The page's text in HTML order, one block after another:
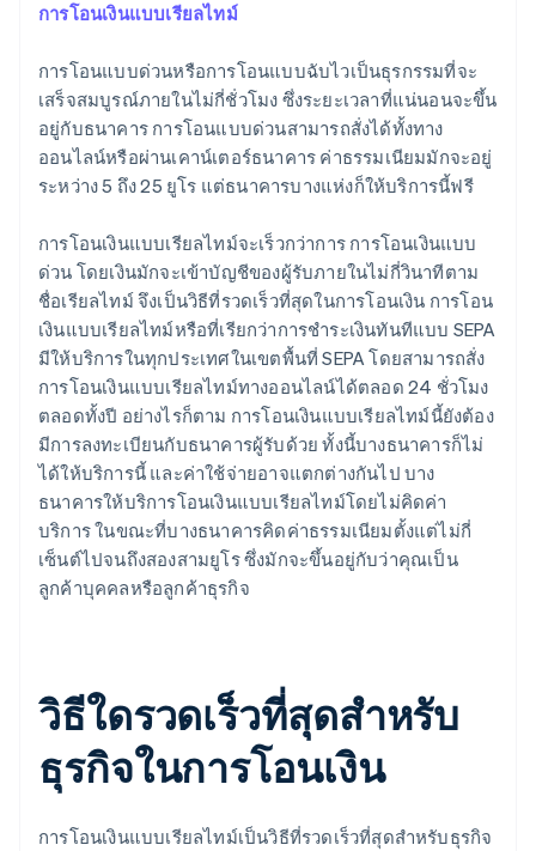
การโอนเงินแบบเรียลไทม์
การโอนแบบด่วนหรือการโอนแบบฉับไวเป็นธุรกรรมที่จะ
เสร็จสมบูรณ์ภายในไม่กี่ชั่วโมง ซึ่งระยะเวลาที่แน่นอนจะขึ้น
อยู่กับธนาคาร การโอนแบบด่วนสามารถสั่งได้ทั้งทาง
ออนไลน์หรือผ่านเคาน์เตอร์ธนาคาร ค่าธรรมเนียมมักจะอยู่
ระหว่าง 5 ถึง 25 ยูโร แต่ธนาคารบางแห่งก็ให้บริการนี้ฟรี
การโอนเงินแบบเรียลไทม์จะเร็วกว่าการ การโอนเงินแบบ
ด่วน โดยเงินมักจะเข้าบัญชีของผู้รับภายในไม่กี่วินาทีตาม
ชื่อเรียลไทม์ จึงเป็นวิธีที่รวดเร็วที่สุดในการโอนเงิน การโอน
เงินแบบเรียลไทม์หรือที่เรียกว่าการชำระเงินทันทีแบบ SEPA
มีให้บริการในทุกประเทศในเขตพื้นที่ SEPA โดยสามารถสั่ง
การโอนเงินแบบเรียลไทม์ทางออนไลน์ได้ตลอด 24 ชั่วโมง
ตลอดทั้งปี อย่างไรก็ตาม การโอนเงินแบบเรียลไทม์นี้ยังต้อง
มีการลงทะเบียนกับธนาคารผู้รับด้วย ทั้งนี้บางธนาคารก็ไม่
ได้ให้บริการนี้ และค่าใช้จ่ายอาจแตกต่างกันไป บาง
ธนาคารให้บริการโอนเงินแบบเรียลไทม์โดยไม่คิดค่า
บริการ ในขณะที่บางธนาคารคิดค่าธรรมเนียมตั้งแต่ไม่กี่
เซ็นต์ไปจนถึงสองสามยูโร ซึ่งมักจะขึ้นอยู่กับว่าคุณเป็น
ลูกค้าบุคคลหรือลูกค้าธุรกิจ
วิธีใดรวดเร็วที่สุดสำหรับ
ธุรกิจในการโอนเงิน
การโอนเงินแบบเรียลไทม์เป็นวิธีที่รวดเร็วที่สุดสำหรับธุรกิจ